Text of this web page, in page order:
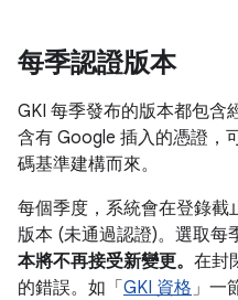
每季認證版本
GKI 每季發布的版本都包含
含有 Google 插入的憑證，
碼基準建構而來。
每個季度，系統會在登錄截
版本 (未通過認證)。選取每
本將不再接受新變更。 在封
的錯誤。如「 GKI 資格」一